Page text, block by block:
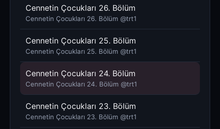
Cennetin Çocukları 26. Bölüm
Cennetin Çocukları 26. Bölüm @trt1
Cennetin Çocukları 25. Bölüm
Cennetin Çocukları 25. Bölüm @trt1
Cennetin Çocukları 24. Bölüm
Cennetin Çocukları 24. Bölüm @trt1
Cennetin Çocukları 23. Bölüm
Cennetin Çocukları 23. Bölüm @trt1